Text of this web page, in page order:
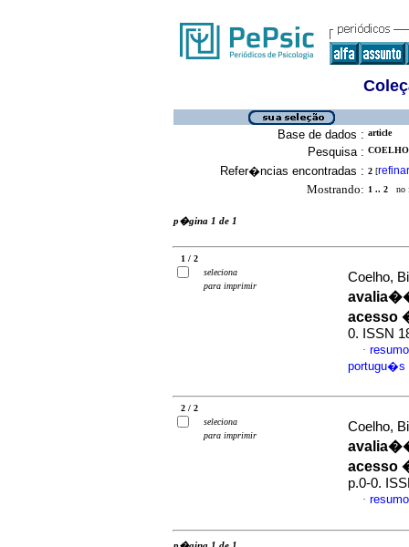
Base de dados : article
Pesquisa :
Refer�ncias encontradas : 2 [refinar
Mostrando: 1 .. 2 no
p�gina 1 de 1
1 / 2
seleciona
para imprimir
Coelho,
acesso
0. ISSN
·
portugu�s
2 / 2
seleciona
para imprimir
Coelho,
acesso
p.0-0.
·
p�gina 1 de 1